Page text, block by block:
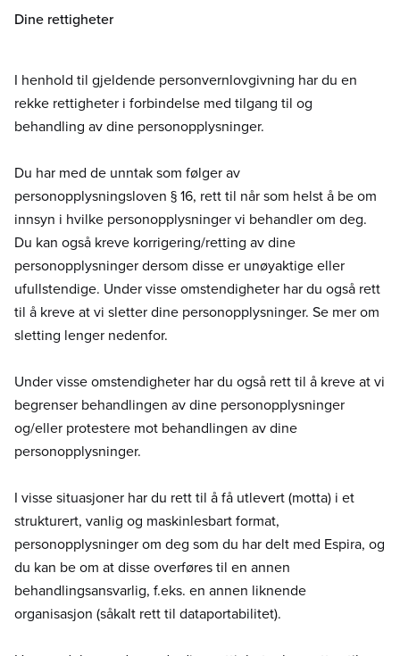
Dine rettigheter
I henhold til gjeldende personvernlovgivning har du en
rekke rettigheter i forbindelse med tilgang til og
behandling av dine personopplysninger.
Du har med de unntak som følger av
personopplysningsloven § 16, rett til når som helst å be om
innsyn i hvilke personopplysninger vi behandler om deg.
Du kan også kreve korrigering/retting av dine
personopplysninger dersom disse er unøyaktige eller
ufullstendige. Under visse omstendigheter har du også rett
til å kreve at vi sletter dine personopplysninger. Se mer om
sletting lenger nedenfor.
Under visse omstendigheter har du også rett til å kreve at vi
begrenser behandlingen av dine personopplysninger
og/eller protestere mot behandlingen av dine
personopplysninger.
I visse situasjoner har du rett til å få utlevert (motta) i et
strukturert, vanlig og maskinlesbart format,
personopplysninger om deg som du har delt med Espira, og
du kan be om at disse overføres til en annen
behandlingsansvarlig, f.eks. en annen liknende
organisasjon (såkalt rett til dataportabilitet).